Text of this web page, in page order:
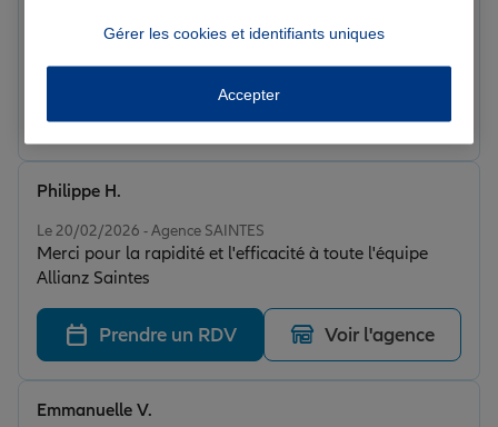
profondément humaine.
Merci à sylvain et toute l'équipe pour leur travail et
Prendre un RDV Voir l'agence
Le 20/02/2026 - Agence SAINTES
Merci pour la rapidité et l'efficacité à toute l'équipe
Allianz Saintes
Philippe H.
Prendre un RDV Voir l'agence
Emmanuelle V.
Gérer les cookies et identifiants uniques
Accepter